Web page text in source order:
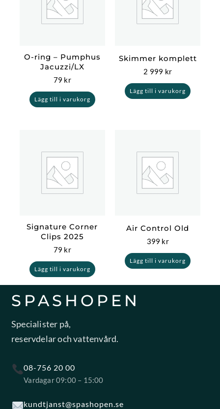
O-ring – Pumphus
Jacuzzi/LX
79 kr
Lägg till i varukorg
Skimmer komplett
2 999 kr
Lägg till i varukorg
Signature Corner
Clips 2025
79 kr
Lägg till i varukorg
Air Control Old
399 kr
Lägg till i varukorg
SPASHOPEN
Specialister på,
reservdelar och vattenvård.
08-756 20 00
Vardagar 09:00 – 15:00
kundtjanst@spashopen.se